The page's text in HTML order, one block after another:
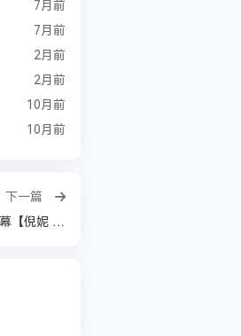
7月前
7月前
2月前
2月前
10月前
10月前
下一篇
【中国电影金鸡奖】漫长的告白 (2022) 4k 中英字幕【倪妮 张鲁一 辛柏青】